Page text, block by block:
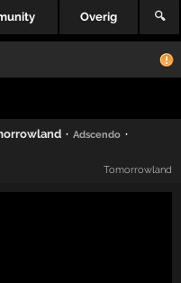
Overig 🔍
· Adscendo ·
Tomorrowland